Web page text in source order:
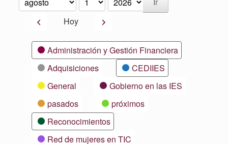
Mes
Día
Año
AnteriorHoy Siguiente
CategoríasAdministración y Gestión Financiera
Adquisiciones
CEDIIES
General
Gobierno en las IES
pasados
próximos
Reconocimientos
Red de mujeres en TIC